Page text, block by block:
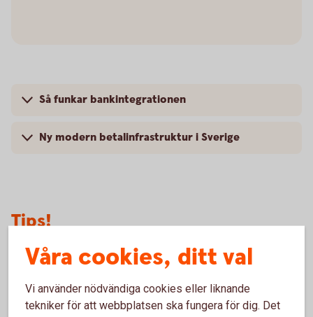
Så funkar bankintegrationen
Ny modern betalinfrastruktur i Sverige
Tips!
Har du skickat filer som förfaller vid
Om du idag har tjänsten leverantörsbetalningar och har
Våra cookies, ditt val
Vi använder nödvändiga cookies eller liknande
tekniker för att webbplatsen ska fungera för dig. Det